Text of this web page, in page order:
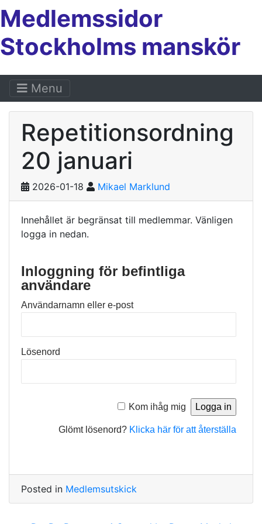
Medlemssidor
Stockholms manskör
Menu
Repetitionsordning
20 januari
2026-01-18 Mikael Marklund
Innehållet är begränsat till medlemmar. Vänligen
logga in nedan.
Inloggning för befintliga
användare
Användarnamn eller e-post
Lösenord
Kom ihåg mig
Glömt lösenord? Klicka här för att återställa
Posted in Medlemsutskick